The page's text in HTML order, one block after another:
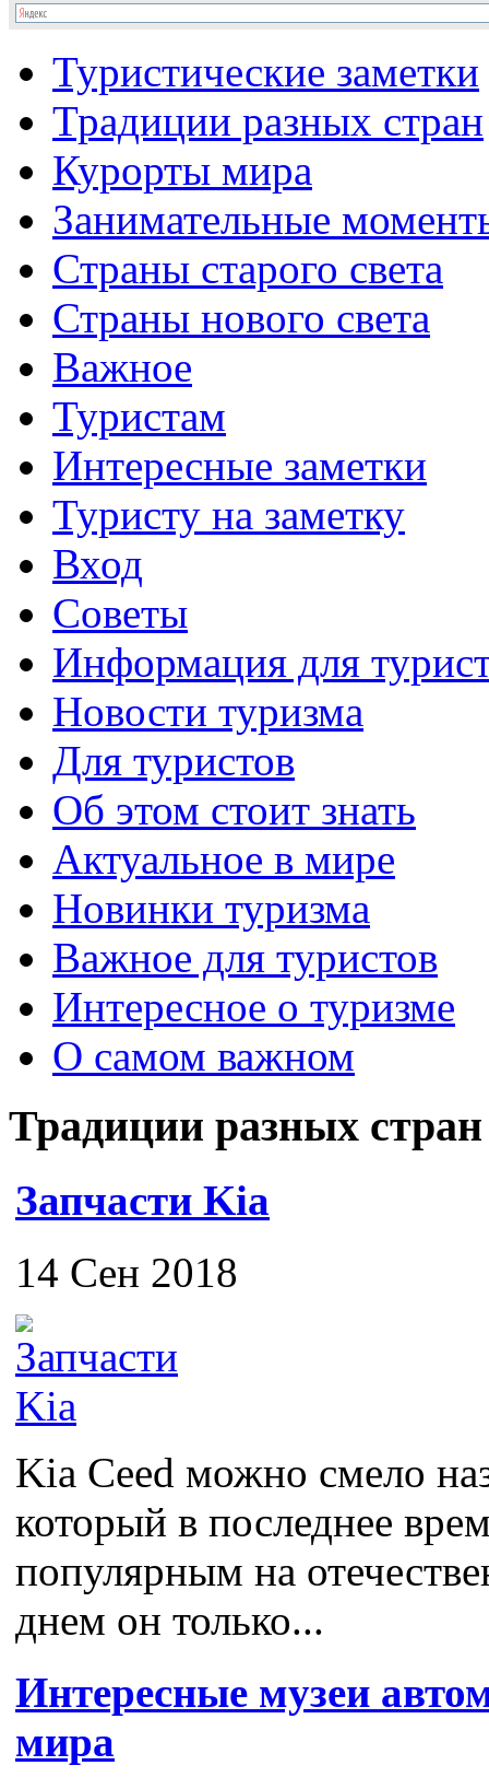
Туристические заметки
Традиции разных стран
Курорты мира
Занимательные
Страны старого света
Страны нового света
Важное
Туристам
Интересные заметки
Туристу на заметку
Вход
Советы
Информация для
Новости туризма
Для туристов
Об этом стоит знать
Актуальное в мире
Новинки туризма
Важное для туристов
Интересное о туризме
О самом важном
Традиции разных стран
Запчасти Kia
14 Сен 2018
Kia Ceed можно смело
который в последнее
популярным на
днем он только...
Интересные музеи
мира